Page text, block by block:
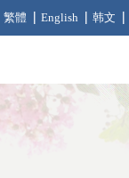
繁體 English 韩文